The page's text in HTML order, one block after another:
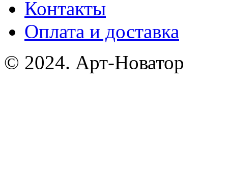
Контакты
Оплата и доставка
© 2024. Арт-Новатор